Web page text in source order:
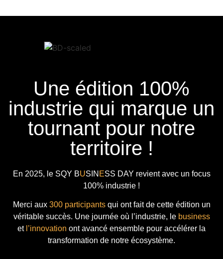
Une édition 100%
industrie qui marque un
tournant pour notre
territoire !
En 2025, le SQY BUSIN ESS DAY revient avec un focus
100% industrie !
Merci aux 300 participantsqui ont fait de cette édition un
véritable succès. Une journée où l’industrie, le business
et l’innovation ont avancé ensemble pour accélérer la
transformation de notre écosystème.